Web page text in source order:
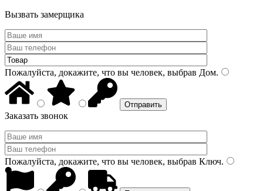
Вызвать замерщика
Пожалуйста, докажите, что вы человек, выбрав Дом.
Заказать звонок
Пожалуйста, докажите, что вы человек, выбрав Ключ.